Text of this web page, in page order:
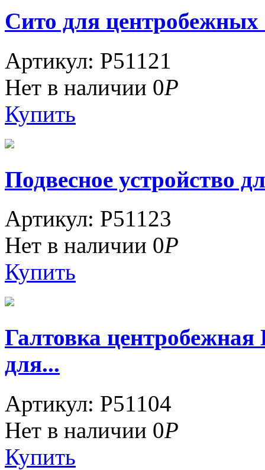
Сито для
Артикул: P51121
Нет в наличии 0Р
Купить
Подвесное устройство
Артикул: P51123
Нет в наличии 0Р
Купить
Галтовка
для...
Артикул: P51104
Нет в наличии 0Р
Купить